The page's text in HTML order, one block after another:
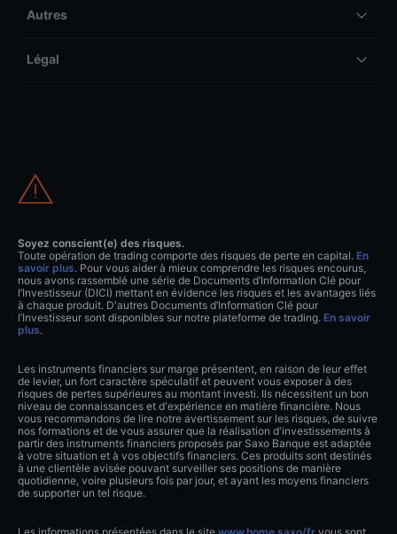
Autres
Légal
Soyez conscient(e) des risques.
Toute opération de trading comporte des risques de perte en capital. En
savoir plus. Pour vous aider à mieux comprendre les risques encourus,
nous avons rassemblé une série de Documents d’Information Clé pour
l’Investisseur (DICI) mettant en évidence les risques et les avantages liés
à chaque produit. D'autres Documents d’Information Clé pour
l’Investisseur sont disponibles sur notre plateforme de trading. En savoir
plus.
Les instruments financiers sur marge présentent, en raison de leur effet
de levier, un fort caractère spéculatif et peuvent vous exposer à des
risques de pertes supérieures au montant investi. Ils nécessitent un bon
niveau de connaissances et d'expérience en matière financière. Nous
vous recommandons de lire notre avertissement sur les risques, de suivre
nos formations et de vous assurer que la réalisation d'investissements à
partir des instruments financiers proposés par Saxo Banque est adaptée
à votre situation et à vos objectifs financiers. Ces produits sont destinés
à une clientèle avisée pouvant surveiller ses positions de manière
quotidienne, voire plusieurs fois par jour, et ayant les moyens financiers
de supporter un tel risque.